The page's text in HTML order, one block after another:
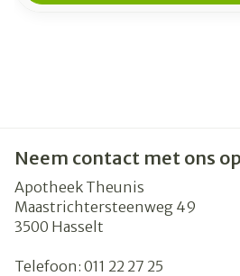
Neem contact met ons op
Apotheek Theunis
Maastrichtersteenweg 49
3500 Hasselt
Telefoon: 011 22 27 25